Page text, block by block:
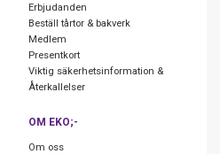
Erbjudanden
Beställ tårtor & bakverk
Medlem
Presentkort
Viktig säkerhetsinformation &
Återkallelser
OM EKO;-
Om oss